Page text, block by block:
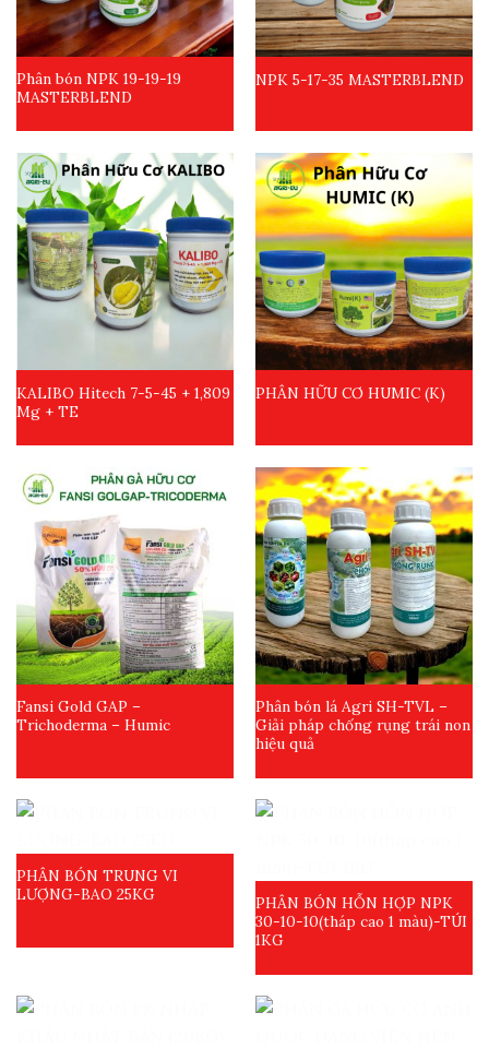
Phân bón NPK 19-19-19
MASTERBLEND
NPK 5-17-35 MASTERBLEND
KALIBO Hitech 7-5-45 + 1,809
Mg + TE
PHÂN HỮU CƠ HUMIC (K)
Fansi Gold GAP –
Trichoderma – Humic
Phân bón lá Agri SH-TVL –
Giải pháp chống rụng trái non
hiệu quả
PHÂN BÓN TRUNG VI
LƯỢNG-BAO 25KG
PHÂN BÓN HỖN HỢP NPK
30-10-10(tháp cao 1 màu)-TÚI
1KG